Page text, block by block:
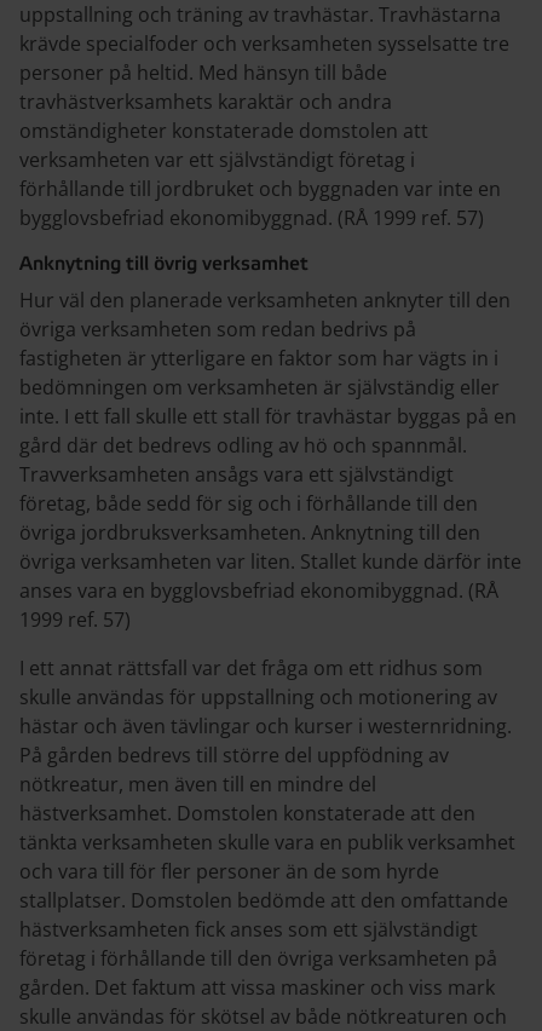
uppstallning och träning av travhästar. Travhästarna
krävde specialfoder och verksamheten sysselsatte tre
personer på heltid. Med hänsyn till både
travhästverksamhets karaktär och andra
omständigheter konstaterade domstolen att
verksamheten var ett självständigt företag i
förhållande till jordbruket och byggnaden var inte en
bygglovsbefriad ekonomibyggnad. (RÅ 1999 ref. 57)
Anknytning till övrig verksamhet
Hur väl den planerade verksamheten anknyter till den
övriga verksamheten som redan bedrivs på
fastigheten är ytterligare en faktor som har vägts in i
bedömningen om verksamheten är självständig eller
inte. I ett fall skulle ett stall för travhästar byggas på en
gård där det bedrevs odling av hö och spannmål.
Travverksamheten ansågs vara ett självständigt
företag, både sedd för sig och i förhållande till den
övriga jordbruksverksamheten. Anknytning till den
övriga verksamheten var liten. Stallet kunde därför inte
anses vara en bygglovsbefriad ekonomibyggnad. (RÅ
1999 ref. 57)
I ett annat rättsfall var det fråga om ett ridhus som
skulle användas för uppstallning och motionering av
hästar och även tävlingar och kurser i westernridning.
På gården bedrevs till större del uppfödning av
nötkreatur, men även till en mindre del
hästverksamhet. Domstolen konstaterade att den
tänkta verksamheten skulle vara en publik verksamhet
och vara till för fler personer än de som hyrde
stallplatser. Domstolen bedömde att den omfattande
hästverksamheten fick anses som ett självständigt
företag i förhållande till den övriga verksamheten på
gården. Det faktum att vissa maskiner och viss mark
skulle användas för skötsel av både nötkreaturen och